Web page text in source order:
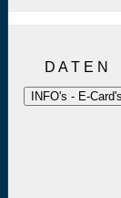
D A T E N